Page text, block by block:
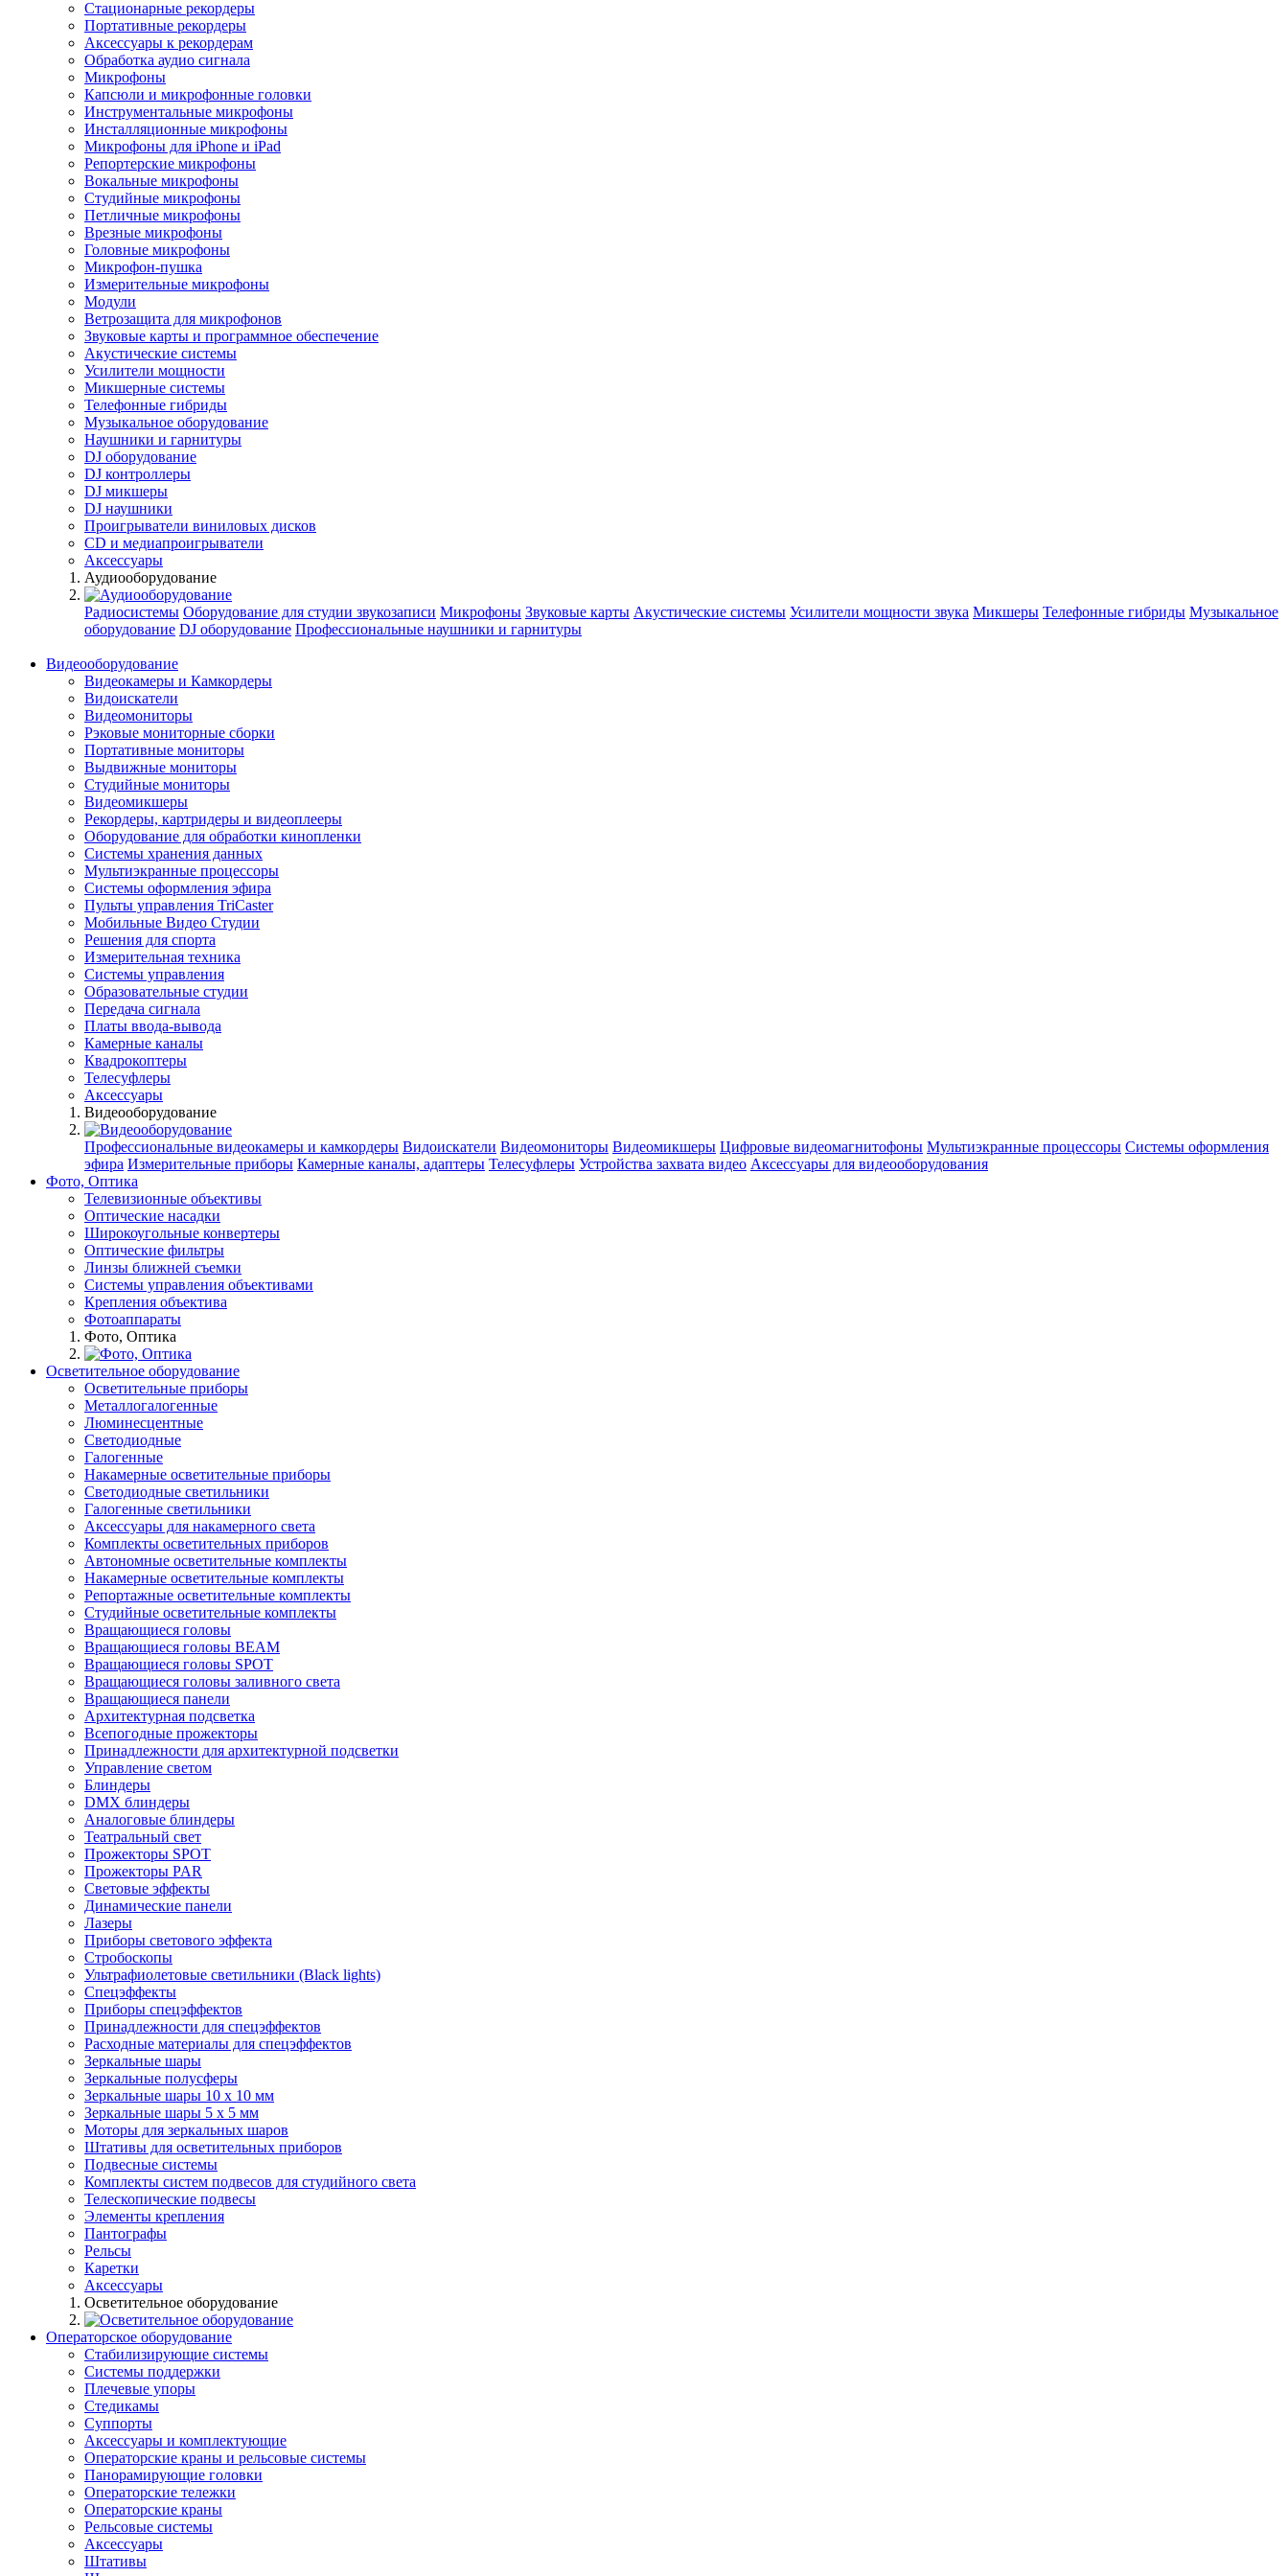
Стационарные рекордеры
Портативные рекордеры
Аксессуары к рекордерам
Обработка аудио сигнала
Микрофоны
Капсюли и микрофонные головки
Инструментальные микрофоны
Инсталляционные микрофоны
Микрофоны для iPhone и iPad
Репортерские микрофоны
Вокальные микрофоны
Студийные микрофоны
Петличные микрофоны
Врезные микрофоны
Головные микрофоны
Микрофон-пушка
Измерительные микрофоны
Модули
Ветрозащита для микрофонов
Звуковые карты и программное обеспечение
Акустические системы
Усилители мощности
Микшерные системы
Телефонные гибриды
Музыкальное оборудование
Наушники и гарнитуры
DJ оборудование
DJ контроллеры
DJ микшеры
DJ наушники
Проигрыватели виниловых дисков
СD и медиапроигрыватели
Аксессуары
Аудиооборудование
Радиосистемы Оборудование для студии звукозаписи Микрофоны Звуковые карты Акустические системы Усилители мощности звука Микшеры Телефонные гибриды Музыкальное
оборудование DJ оборудование Профессиональные наушники и гарнитуры
Видеооборудование
Видеокамеры и Камкордеры
Видоискатели
Видеомониторы
Рэковые мониторные сборки
Портативные мониторы
Выдвижные мониторы
Студийные мониторы
Видеомикшеры
Рекордеры, картридеры и видеоплееры
Оборудование для обработки кинопленки
Системы хранения данных
Мультиэкранные процессоры
Системы оформления эфира
Пульты управления TriCaster
Мобильные Видео Студии
Решения для спорта
Измерительная техника
Системы управления
Образовательные студии
Передача сигнала
Платы ввода-вывода
Камерные каналы
Квадрокоптеры
Телесуфлеры
Аксессуары
Видеооборудование
Профессиональные видеокамеры и камкордеры Видоискатели Видеомониторы Видеомикшеры Цифровые видеомагнитофоны Мультиэкранные процессоры Системы оформления
эфира Измерительные приборы Камерные каналы, адаптеры Телесуфлеры Устройства захвата видео Аксессуары для видеооборудования
Фото, Оптика
Телевизионные объективы
Оптические насадки
Широкоугольные конвертеры
Оптические фильтры
Линзы ближней съемки
Системы управления объективами
Крепления объектива
Фотоаппараты
Фото, Оптика
Осветительное оборудование
Осветительные приборы
Металлогалогенные
Люминесцентные
Светодиодные
Галогенные
Накамерные осветительные приборы
Светодиодные светильники
Галогенные светильники
Аксессуары для накамерного света
Комплекты осветительных приборов
Автономные осветительные комплекты
Накамерные осветительные комплекты
Репортажные осветительные комплекты
Студийные осветительные комплекты
Вращающиеся головы
Вращающиеся головы BEAM
Вращающиеся головы SPOT
Вращающиеся головы заливного света
Вращающиеся панели
Архитектурная подсветка
Всепогодные прожекторы
Принадлежности для архитектурной подсветки
Управление светом
Блиндеры
DMX блиндеры
Аналоговые блиндеры
Театральный свет
Прожекторы SPOT
Прожекторы PAR
Световые эффекты
Динамические панели
Лазеры
Приборы светового эффекта
Стробоскопы
Ультрафиолетовые светильники (Black lights)
Спецэффекты
Приборы спецэффектов
Принадлежности для спецэффектов
Расходные материалы для спецэффектов
Зеркальные шары
Зеркальные полусферы
Зеркальные шары 10 х 10 мм
Зеркальные шары 5 х 5 мм
Моторы для зеркальных шаров
Штативы для осветительных приборов
Подвесные системы
Комплекты систем подвесов для студийного света
Телескопические подвесы
Элементы крепления
Пантографы
Рельсы
Каретки
Аксессуары
Осветительное оборудование
Операторское оборудование
Стабилизирующие системы
Системы поддержки
Плечевые упоры
Стедикамы
Суппорты
Аксессуары и комплектующие
Операторские краны и рельсовые системы
Панорамирующие головки
Операторские тележки
Операторские краны
Рельсовые системы
Аксессуары
Штативы